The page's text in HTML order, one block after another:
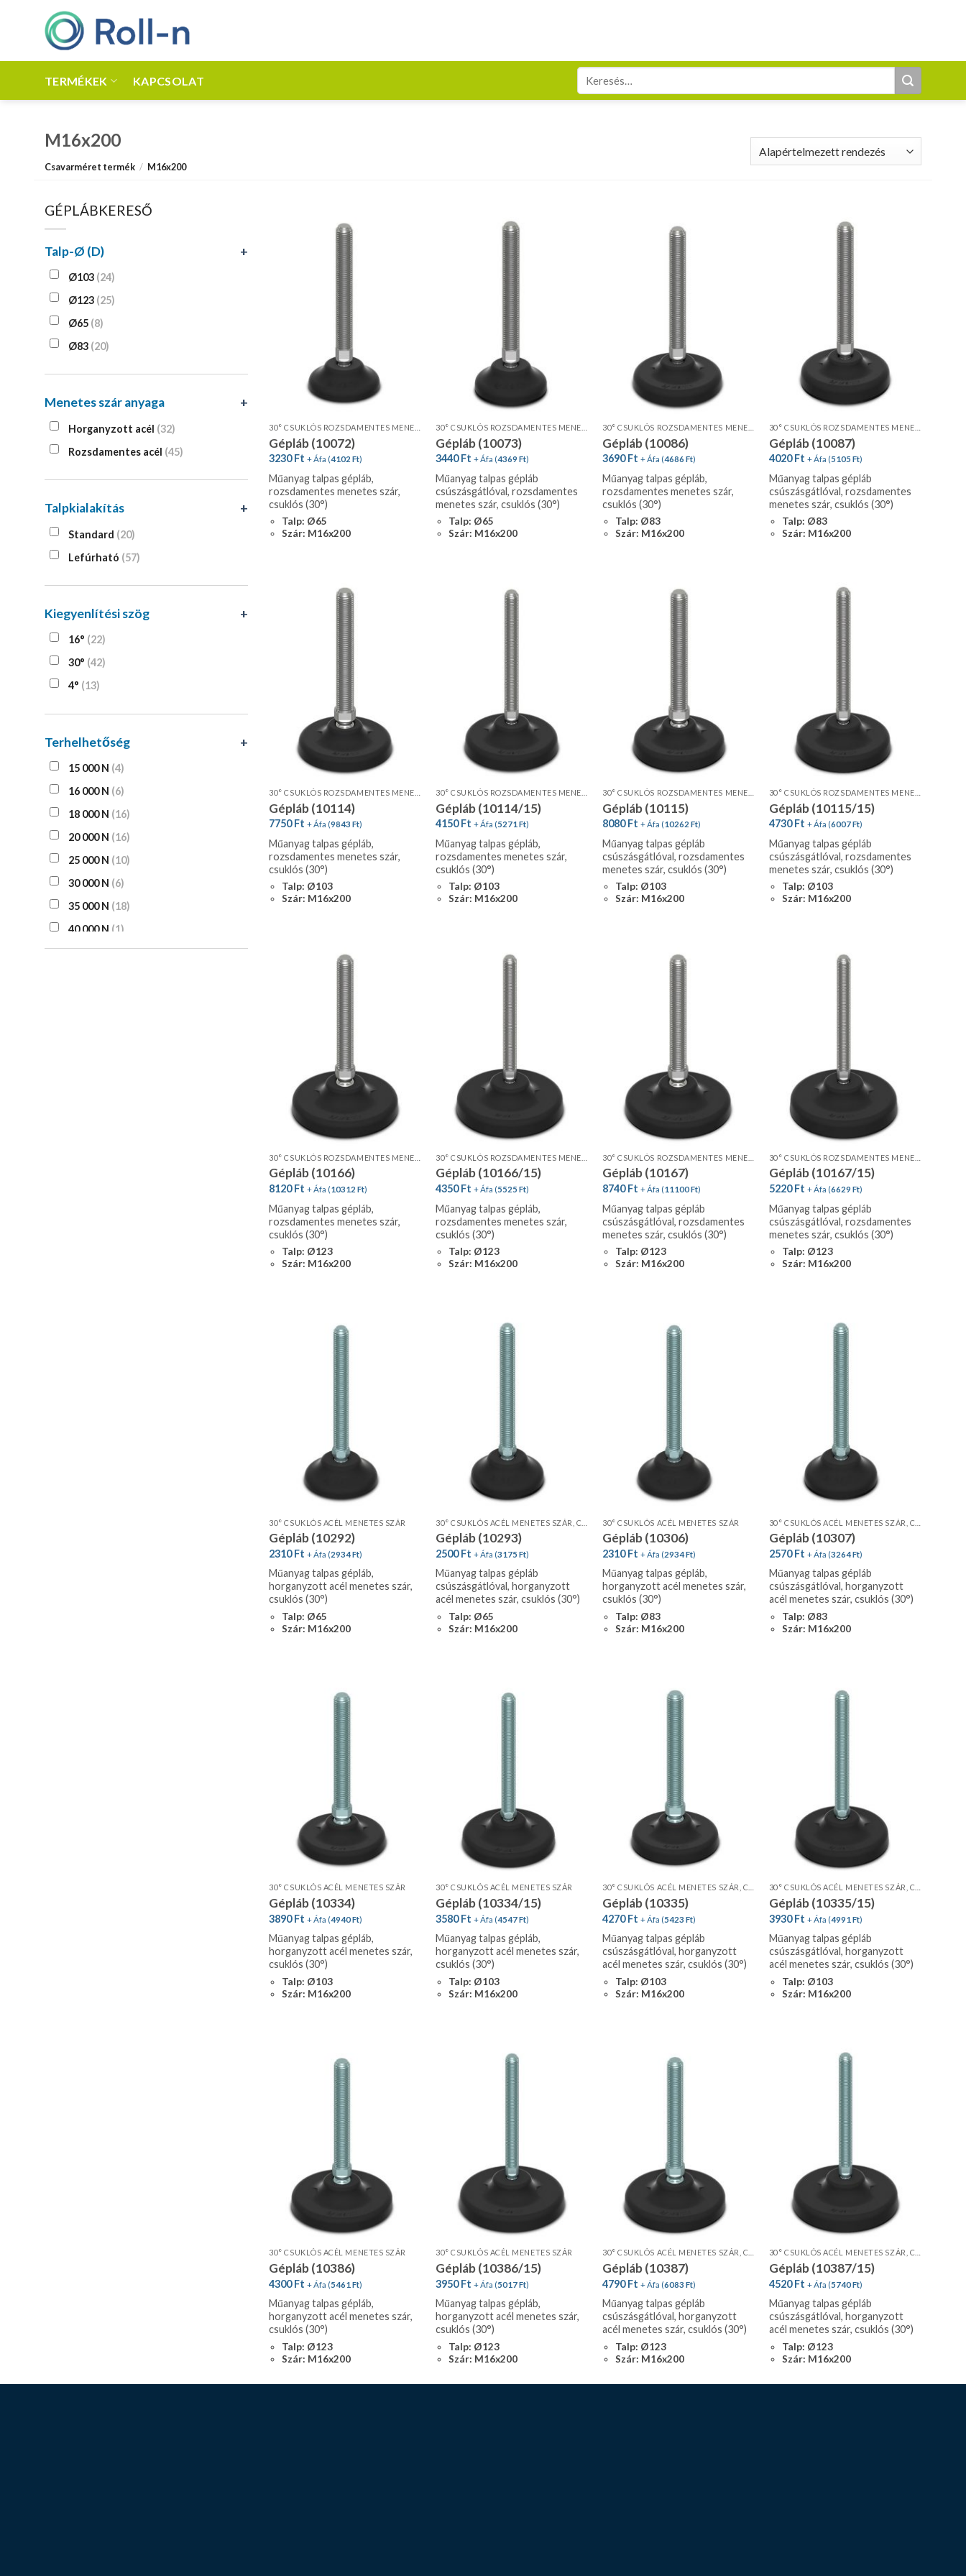
TERMÉKEK KAPCSOLAT
Keresés
következőre:
M16x200
Csavarméret termék / M16x200
GÉPLÁBKERESŐ
Talp-Ø (D) +
Ø103 (24)
Ø123 (25)
Ø65 (8)
Ø83 (20)
Menetes szár anyaga +
Horganyzott acél (32)
Rozsdamentes acél (45)
Talpkialakítás +
Standard (20)
Lefúrható (57)
Kiegyenlítési szög +
16° (22)
30° (42)
4° (13)
Terhelhetőség +
15 000 N (4)
16 000 N (6)
18 000 N (16)
20 000 N (16)
25 000 N (10)
30 000 N (6)
35 000 N (18)
40 000 N (1)
Gépláb (10072)
3230Ft + Áfa (4102Ft)
Műanyag talpas gépláb,
rozsdamentes menetes szár,
csuklós (30°)
Talp: Ø65
Szár: M16x200
Gépláb (10073)
3440Ft + Áfa (4369Ft)
Műanyag talpas gépláb
csúszásgátlóval, rozsdamentes
menetes szár, csuklós (30°)
Talp: Ø65
Szár: M16x200
Gépláb (10086)
3690Ft + Áfa (4686Ft)
Műanyag talpas gépláb,
rozsdamentes menetes szár,
csuklós (30°)
Talp: Ø83
Szár: M16x200
Gépláb (10087)
4020Ft + Áfa (5105 Ft)
Műanyag talpas gépláb
csúszásgátlóval, rozsdamentes
menetes szár, csuklós (30°)
Talp: Ø83
Szár: M16x200
Gépláb (10114)
7750Ft + Áfa (9843Ft)
Műanyag talpas gépláb,
rozsdamentes menetes szár,
csuklós (30°)
Talp: Ø103
Szár: M16x200
Gépláb (10114/15)
4150Ft + Áfa (5271Ft)
Műanyag talpas gépláb,
rozsdamentes menetes szár,
csuklós (30°)
Talp: Ø103
Szár: M16x200
Gépláb (10115)
8080Ft + Áfa (10262Ft)
Műanyag talpas gépláb
csúszásgátlóval, rozsdamentes
menetes szár, csuklós (30°)
Talp: Ø103
Szár: M16x200
Gépláb (10115/15)
4730Ft + Áfa (6007Ft)
Műanyag talpas gépláb
csúszásgátlóval, rozsdamentes
menetes szár, csuklós (30°)
Talp: Ø103
Szár: M16x200
Gépláb (10166)
8120Ft + Áfa (10312Ft)
Műanyag talpas gépláb,
rozsdamentes menetes szár,
csuklós (30°)
Talp: Ø123
Szár: M16x200
Gépláb (10166/15)
4350Ft + Áfa (5525Ft)
Műanyag talpas gépláb,
rozsdamentes menetes szár,
csuklós (30°)
Talp: Ø123
Szár: M16x200
Gépláb (10167)
8740Ft + Áfa (11100Ft)
Műanyag talpas gépláb
csúszásgátlóval, rozsdamentes
menetes szár, csuklós (30°)
Talp: Ø123
Szár: M16x200
Gépláb (10167/15)
5220Ft + Áfa (6629 Ft)
Műanyag talpas gépláb
csúszásgátlóval, rozsdamentes
menetes szár, csuklós (30°)
Talp: Ø123
Szár: M16x200
30° CSUKLÓS ACÉL MENETES SZÁR
Gépláb (10292)
2310Ft + Áfa (2934Ft)
Műanyag talpas gépláb,
horganyzott acél menetes szár,
csuklós (30°)
Talp: Ø65
Szár: M16x200
Gépláb (10293)
2500Ft + Áfa (3175Ft)
Műanyag talpas gépláb
csúszásgátlóval, horganyzott
acél menetes szár, csuklós (30°)
Talp: Ø65
Szár: M16x200
30° CSUKLÓS ACÉL MENETES SZÁR
Gépláb (10306)
2310Ft + Áfa (2934Ft)
Műanyag talpas gépláb,
horganyzott acél menetes szár,
csuklós (30°)
Talp: Ø83
Szár: M16x200
Gépláb (10307)
2570Ft + Áfa (3264Ft)
Műanyag talpas gépláb
csúszásgátlóval, horganyzott
acél menetes szár, csuklós (30°)
Talp: Ø83
Szár: M16x200
30° CSUKLÓS ACÉL MENETES SZÁR
Gépláb (10334)
3890Ft + Áfa (4940Ft)
Műanyag talpas gépláb,
horganyzott acél menetes szár,
csuklós (30°)
Talp: Ø103
Szár: M16x200
30° CSUKLÓS ACÉL MENETES SZÁR
Gépláb (10334/15)
3580Ft + Áfa (4547Ft)
Műanyag talpas gépláb,
horganyzott acél menetes szár,
csuklós (30°)
Talp: Ø103
Szár: M16x200
Gépláb (10335)
4270Ft + Áfa (5423Ft)
Műanyag talpas gépláb
csúszásgátlóval, horganyzott
acél menetes szár, csuklós (30°)
Talp: Ø103
Szár: M16x200
Gépláb (10335/15)
3930Ft + Áfa (4991 Ft)
Műanyag talpas gépláb
csúszásgátlóval, horganyzott
acél menetes szár, csuklós (30°)
Talp: Ø103
Szár: M16x200
30° CSUKLÓS ACÉL MENETES SZÁR
Gépláb (10386)
4300Ft + Áfa (5461Ft)
Műanyag talpas gépláb,
horganyzott acél menetes szár,
csuklós (30°)
Talp: Ø123
Szár: M16x200
30° CSUKLÓS ACÉL MENETES SZÁR
Gépláb (10386/15)
3950Ft + Áfa (5017Ft)
Műanyag talpas gépláb,
horganyzott acél menetes szár,
csuklós (30°)
Talp: Ø123
Szár: M16x200
Gépláb (10387)
4790Ft + Áfa (6083Ft)
Műanyag talpas gépláb
csúszásgátlóval, horganyzott
acél menetes szár, csuklós (30°)
Talp: Ø123
Szár: M16x200
Gépláb (10387/15)
4520Ft + Áfa (5740Ft)
Műanyag talpas gépláb
csúszásgátlóval, horganyzott
acél menetes szár, csuklós (30°)
Talp: Ø123
Szár: M16x200